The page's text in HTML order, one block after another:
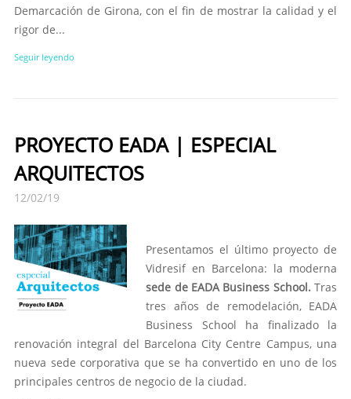
Demarcación de Girona, con el fin de mostrar la calidad y el
rigor de...
Seguir leyendo
PROYECTO EADA | ESPECIAL
ARQUITECTOS
12/02/19
Presentamos el último proyecto de
Vidresif en Barcelona: la moderna
sede de EADA Business School.Tras
tres años de remodelación, EADA
Business School ha finalizado la
renovación integral del Barcelona City Centre Campus, una
nueva sede corporativa que se ha convertido en uno de los
principales centros de negocio de la ciudad.